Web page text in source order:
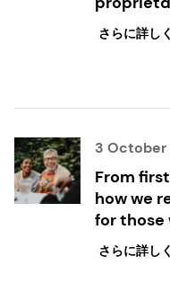
world
さらに詳しく
3 October
From
how we
for
needs
さらに詳しく